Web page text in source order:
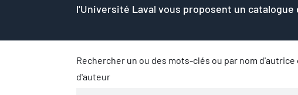
l'Université Laval vous proposent un catalogue
Rechercher un ou des mots-clés ou par nom d'autrice
d'auteur